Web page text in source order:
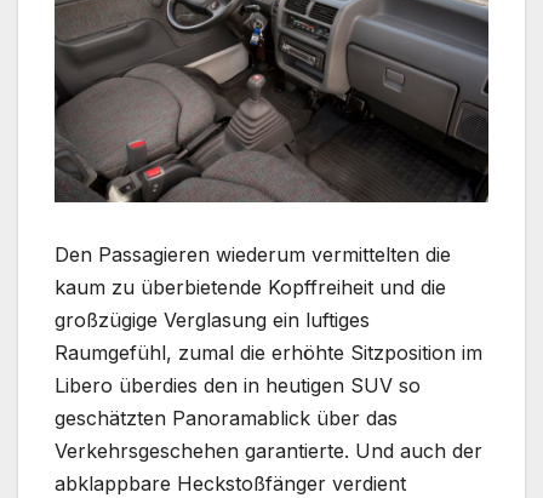
Den Passagieren wiederum vermittelten die
kaum zu überbietende Kopffreiheit und die
großzügige Verglasung ein luftiges
Raumgefühl, zumal die erhöhte Sitzposition im
Libero überdies den in heutigen SUV so
geschätzten Panoramablick über das
Verkehrsgeschehen garantierte. Und auch der
abklappbare Heckstoßfänger verdient